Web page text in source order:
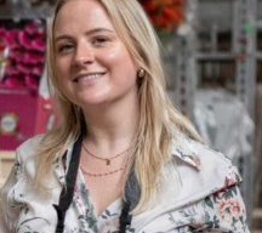
mee moet houden bij
van het
doen, is wat ik leuk vind
aanvragen komen, zie ik
organiseren en hun
voldoening om te
aankomen,
succes.